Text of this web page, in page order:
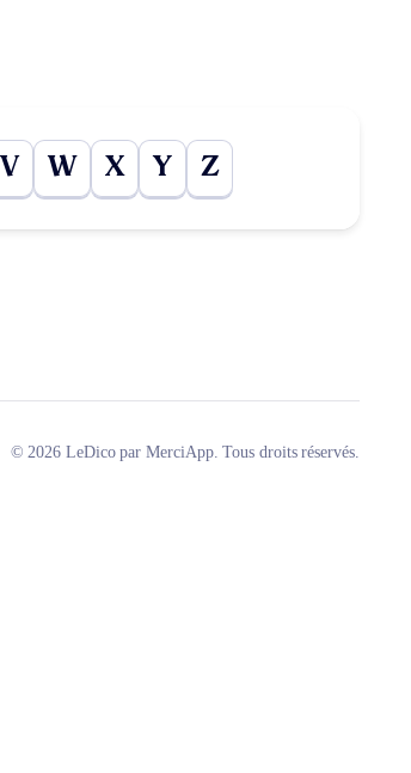
V W X Y Z
© 2026 LeDico par MerciApp. Tous droits réservés.